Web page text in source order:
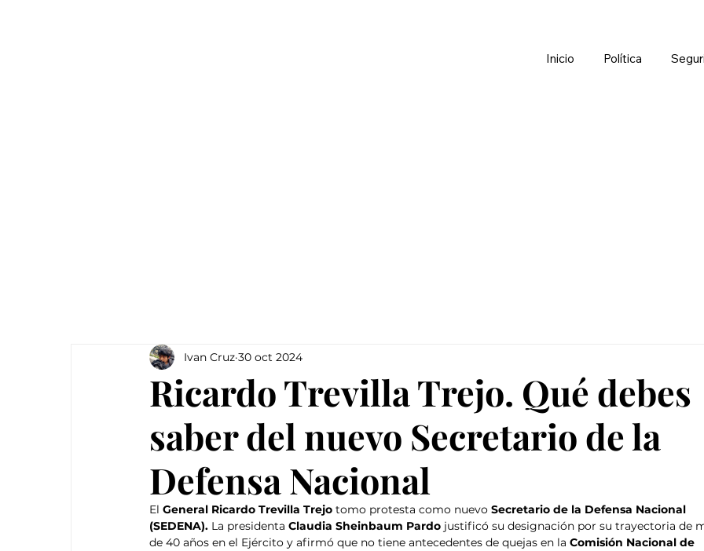
Inicio Política
Ricardo Trevilla Trejo. Qué debes
saber del nuevo Secretario de la
Defensa Nacional
Ivan Cruz 30 oct 2024
El General Ricardo Trevilla Trejo tomo protesta como nuevo Secretario de la Defensa Nacional
(SEDENA). La presidenta Claudia Sheinbaum Pardo justificó su designación por su trayectoria de
de 40 años en el Ejército y afirmó que no tiene antecedentes de quejas en la Comisión Nacional de